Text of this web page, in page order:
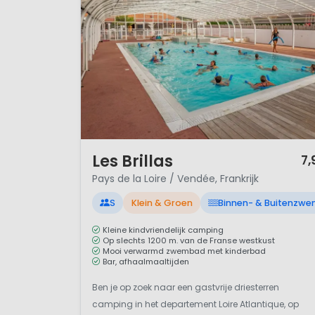
Les Brillas
Pays de la Loire / Vendée, Frankrijk
S Klein & Groen Binnen- &
Kleine kindvriendelijk camping
Op slechts 1200 m. van de Franse westkust
Mooi verwarmd zwembad met kinderbad
Bar, afhaalmaaltijden
Ben je op zoek naar een gastvrije driesterren
camping in het departement Loire Atlantique, op